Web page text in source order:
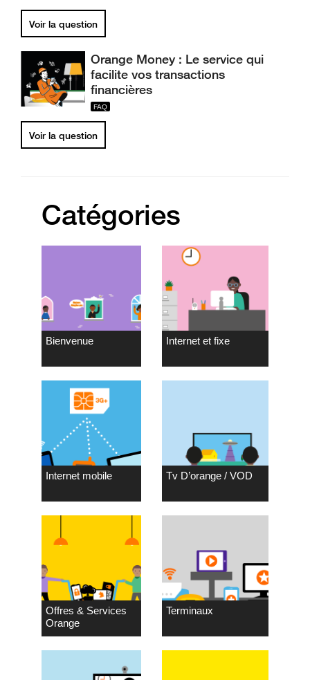
Voir la question
Orange Money : Le service qui
facilite vos transactions
financières
Voir la question
Catégories
Bienvenue Internet et fixe
Internet mobile Tv D’orange / VOD
Offres & Services
Orange
Terminaux